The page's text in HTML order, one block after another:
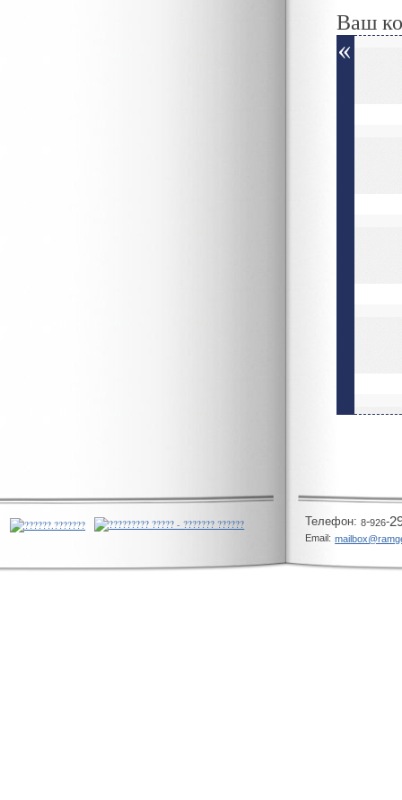
Ваш
Телeфон: 8-926-
Email: